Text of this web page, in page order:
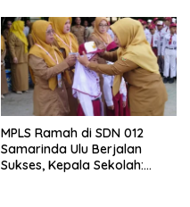
MPLS Ramah di SDN 012
Samarinda Ulu Berjalan
Sukses, Kepala Sekolah: